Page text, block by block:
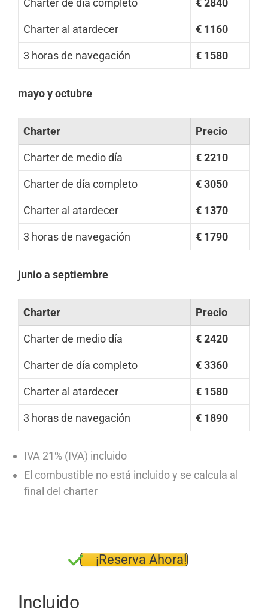
Charter de día completo € 2840
Charter al atardecer € 1160
3 horas de navegación € 1580
mayo y octubre
Charter Precio
Charter de medio día € 2210
Charter de día completo € 3050
Charter al atardecer € 1370
3 horas de navegación € 1790
junio a septiembre
Charter Precio
Charter de medio día € 2420
Charter de día completo € 3360
Charter al atardecer € 1580
3 horas de navegación € 1890
IVA 21% (IVA) incluido
El combustible no está incluido y se calcula al
final del charter
¡Reserva Ahora!
Incluido